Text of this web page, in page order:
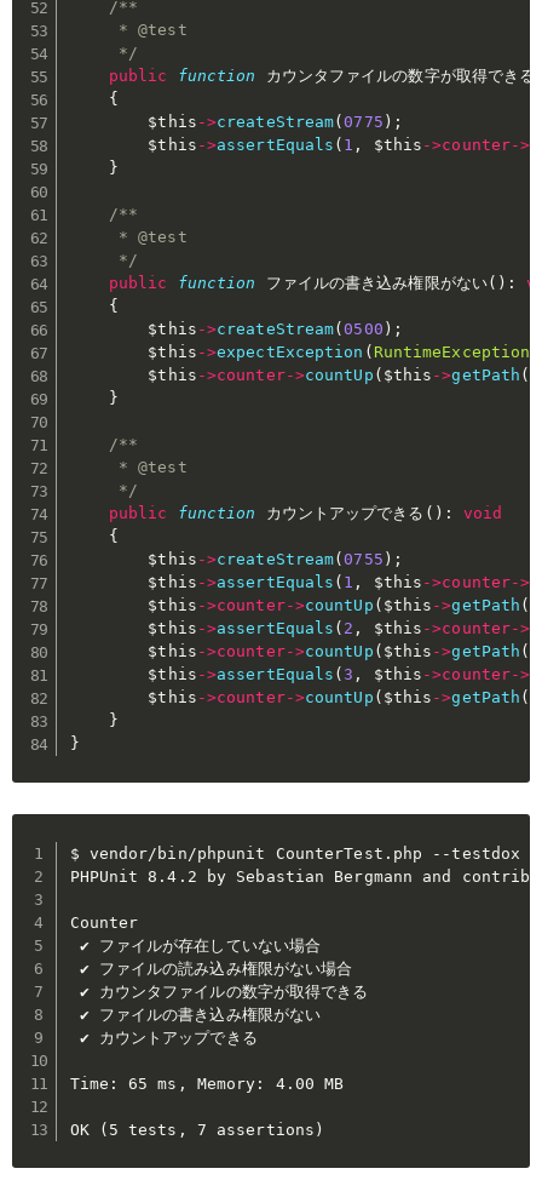
/**
     * @test
     */
public
function カウンタファイルの数字が取得できる
{
$this ->createStream(0775 ) ;
$this ->assertEquals ( 1 , $this ->counter->
}
/**
     * @test
     */
public
function ファイルの書き込み権限がない( ) :
{
$this ->createStream(0500 ) ;
$this ->expectException ( RuntimeException
$this ->counter->countUp ( $this ->getPath (
}
/**
     * @test
     */
public
function カウントアップできる ( ) :
void
{
$this ->createStream(0755 ) ;
$this ->assertEquals ( 1 , $this ->counter->
$this ->counter->countUp ( $this ->getPath (
$this ->assertEquals ( 2 , $this ->counter->
$this ->counter->countUp ( $this ->getPath (
$this ->assertEquals (3 , $this ->counter->
$this ->counter->countUp ( $this ->getPath (
}
}
$ vendor/bin/phpunit CounterTest.php --testdox
PHPUnit 8.4.2 by Sebastian Bergmann and
Counter
✔ ファイルが存在していない場合
✔ ファイルの読み込み権限がない場合
✔ カウンタファイルの数字が取得できる
✔ ファイルの書き込み権限がない
✔ カウントアップできる
Time: 65 ms, Memory: 4.00 MB
OK (5 tests, 7 assertions)